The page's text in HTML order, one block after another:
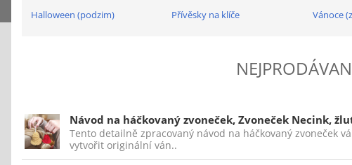
Halloween (podzim)
Přívěsky na klíče
Vánoce
Návod na háčkovaný zvoneček, Zvoneček Necink,
Tento detailně zpracovaný návod na háčkovaný zvoneček
vytvořit originální ván..